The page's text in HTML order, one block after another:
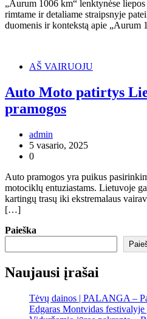
„Aurum 1006 km“ lenktynėse
rimtame ir detaliame straipsnyje
duomenis ir kontekstą apie
AŠ VAIRUOJU
Auto Moto patirtys
pramogos
admin
5 vasario, 2025
0
Auto pramogos yra puikus
motociklų entuziastams. Lietuvoje
kartingų trasų iki ekstremalaus
[…]
Paieška
Naujausi įrašai
Tėvų dainos | PALANGA –
Edgaras Montvidas